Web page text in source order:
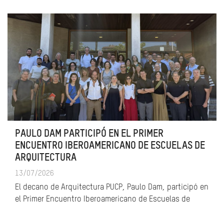
PAULO DAM PARTICIPÓ EN EL PRIMER
ENCUENTRO IBEROAMERICANO DE ESCUELAS DE
ARQUITECTURA
13/07/2026
El decano de Arquitectura PUCP, Paulo Dam, participó en
el Primer Encuentro Iberoamericano de Escuelas de